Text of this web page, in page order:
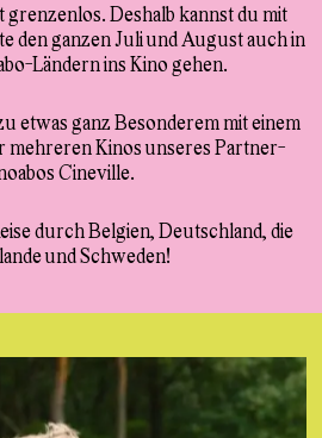
grenzenlos. Deshalb kannst du mit
den ganzen Juli und August auch in
Ländern ins Kino gehen.
etwas ganz Besonderem mit einem
mehreren Kinos unseres Partner-
Cineville.
durch Belgien, Deutschland, die
und Schweden!